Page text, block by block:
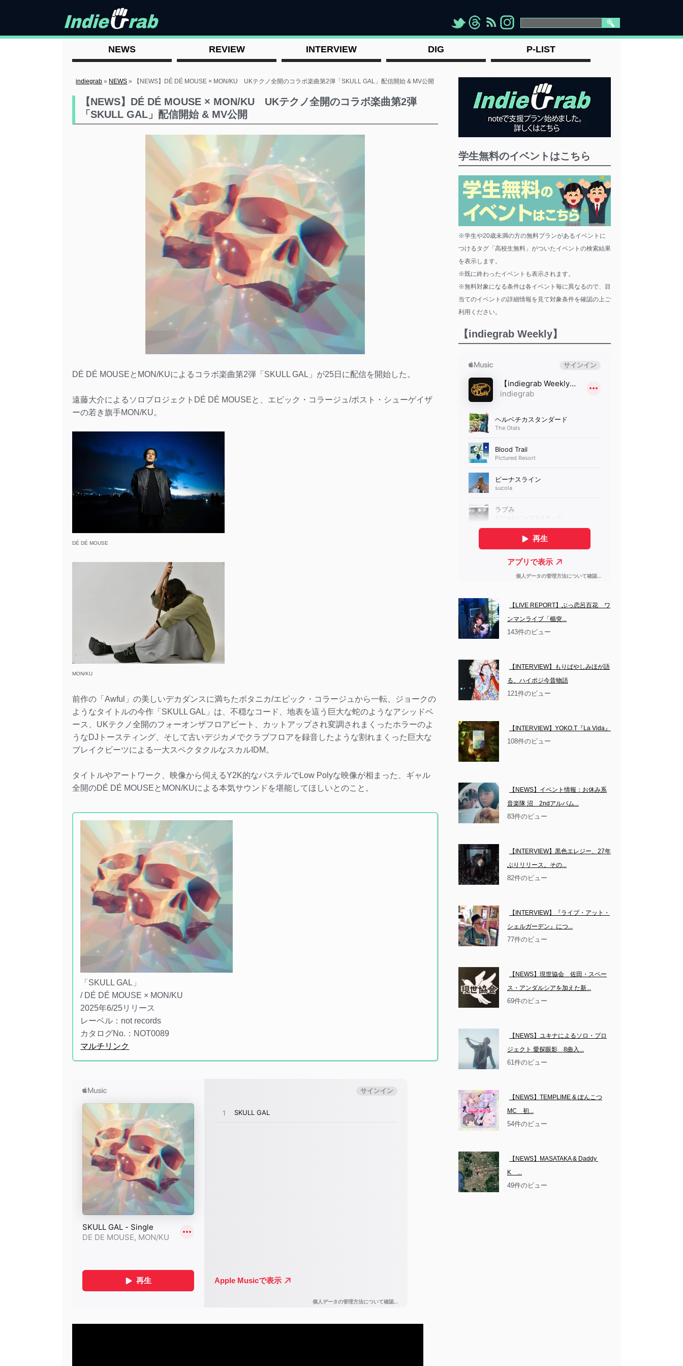
"> "> "> " >
NEWS REVIEW INTERVIEW DIG P-LIST
indiegrab » NEWS » 【NEWS】DÉ DÉ MOUSE × MON/KU UKテクノ全開のコラボ楽曲第2弾「SKULL GAL」配信開始 & MV公開
【NEWS】DÉ DÉ MOUSE × MON/KU UKテクノ全開のコラボ楽曲第2弾
「SKULL GAL」配信開始 & MV公開
DÉ DÉ MOUSEとMON/KUによるコラボ楽曲第2弾「SKULL GAL」が25日に配信を開始した。
遠藤大介によるソロプロジェクトDÉ DÉ MOUSEと、エピック・コラージュ/ポスト・シューゲイザ
ーの若き旗手MON/KU。
DÉ DÉ MOUSE
MON/KU
前作の「Awful」の美しいデカダンスに満ちたボタニカ/エピック・コラージュから一転、ジョークの
ようなタイトルの今作「SKULL GAL」は、不穏なコード、地表を這う巨大な蛇のようなアシッドベ
ース、UKテクノ全開のフォーオンザフロアビート、カットアップされ変調されまくったホラーのよ
うなDJトースティング、そして古いデジカメでクラブフロアを録音したような割れまくった巨大な
ブレイクビーツによる一大スペクタクルなスカルIDM。
タイトルやアートワーク、映像から伺えるY2K的なパステルでLow Polyな映像が相まった、ギャル
全開のDÉ DÉ MOUSEとMON/KUによる本気サウンドを堪能してほしいとのこと。
「SKULL GAL」
/ DÉ DÉ MOUSE × MON/KU
2025年6/25リリース
レーベル：not records
カタログNo.：NOT0089
マルチリンク
学生無料のイベントはこちら
※学生や20歳未満の方の無料プランがあるイベントに
つけるタグ「高校生無料」がついたイベントの検索結果
を表示します。
※既に終わったイベントも表示されます。
※無料対象になる条件は各イベント毎に異なるので、目
当てのイベントの詳細情報を見て対象条件を確認の上ご
利用ください。
【indiegrab Weekly】
【LIVE REPORT】ぶっ恋呂百花　ワ
ンマンライブ「楯突...
143件のビュー
【INTERVIEW】もりばやしみほが語
る、ハイポジ今昔物語
121件のビュー
【INTERVIEW】YOKO.T『La Vida』
108件のビュー
【NEWS】イベント情報：お休み系
音楽隊 沼　2ndアルバム...
83件のビュー
【INTERVIEW】黒色エレジー、27年
ぶりリリース。その...
82件のビュー
【INTERVIEW】『ライブ・アット・
シェルガーデン』につ...
77件のビュー
【NEWS】現世協会　佐田・スペー
ス・アンダルシアを加えた新...
69件のビュー
【NEWS】ユキナによるソロ・プロ
ジェクト 愛探眼影　8曲入...
61件のビュー
【NEWS】TEMPLIME & ぽんこつ
MC　初...
54件のビュー
【NEWS】MASATAKA & Daddy
K　...
49件のビュー